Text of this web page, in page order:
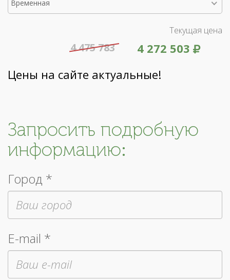
Временная
Текущая цена
4 272 503
4 475 783
Цены на сайте актуальные!
Запросить подробную
информацию:
Город *
E-mail *